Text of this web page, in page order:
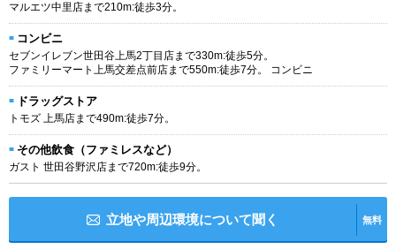
マルエツ中里店まで210m:徒歩3分。
コンビニ
セブンイレブン世田谷上馬2丁目店まで330m:徒歩5分。
ファミリーマート上馬交差点前店まで550m:徒歩7分。 コンビニ
ドラッグストア
トモズ 上馬店まで490m:徒歩7分。
その他飲食（ファミレスなど）
ガスト 世田谷野沢店まで720m:徒歩9分。
立地や周辺環境について聞く 無料